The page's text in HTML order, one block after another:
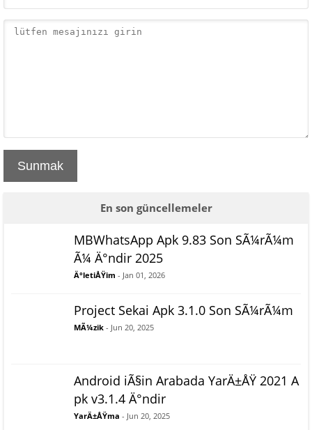
Sunmak
En son güncellemeler
MBWhatsApp Apk 9.83 Son SÃ¼rÃ¼m
Ã¼ Ä°ndir 2025
Ä°letiÅŸim - Jan 01, 2026
Project Sekai Apk 3.1.0 Son SÃ¼rÃ¼m
MÃ¼zik - Jun 20, 2025
Android iÃ§in Arabada YarÄ±ÅŸ 2021 A
pk v3.1.4 Ä°ndir
YarÄ±ÅŸma - Jun 20, 2025